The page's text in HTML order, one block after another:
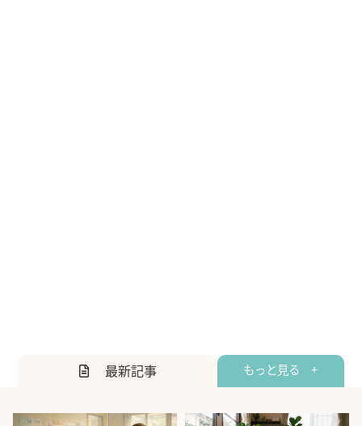
最新記事 もっと見る +